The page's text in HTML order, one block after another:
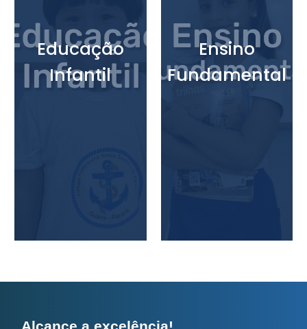
Educação
Infantil
Ensino
Fundamental
Alcance a excelência!